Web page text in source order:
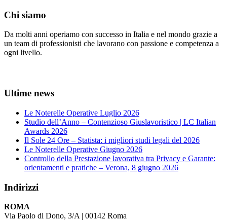
Chi siamo
Da molti anni operiamo con successo in Italia e nel mondo grazie a
un team di professionisti che lavorano con passione e competenza a
ogni livello.
Ultime news
Le Noterelle Operative Luglio 2026
Studio dell’Anno – Contenzioso Giuslavoristico | LC Italian
Awards 2026
Il Sole 24 Ore – Statista: i migliori studi legali del 2026
Le Noterelle Operative Giugno 2026
Controllo della Prestazione lavorativa tra Privacy e Garante:
orientamenti e pratiche – Verona, 8 giugno 2026
Indirizzi
ROMA
Via Paolo di Dono, 3/A | 00142 Roma